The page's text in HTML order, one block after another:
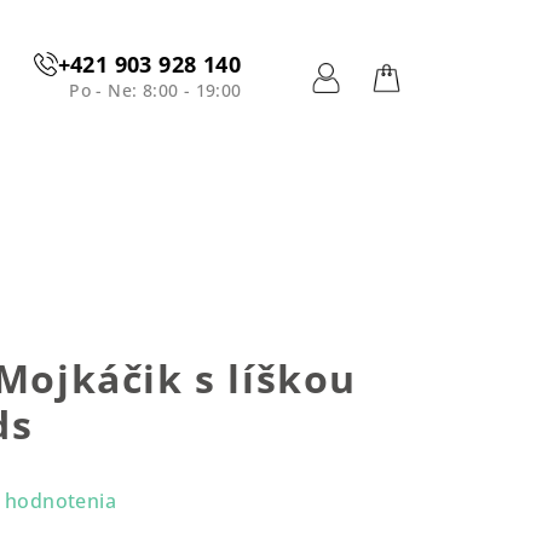
+421 903 928 140
Po - Ne: 8:00 - 19:00
s líškou